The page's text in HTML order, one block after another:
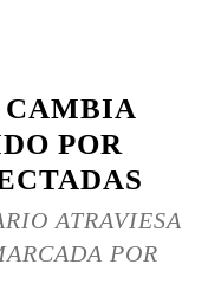
CAMBIA
POR
ATRAVIESA
POR